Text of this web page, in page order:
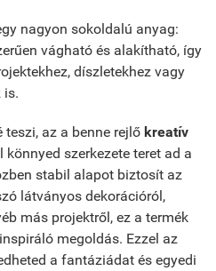
nagyon sokoldalú anyag:
vágható és alakítható, így
díszletekhez vagy
is.
az a benne rejlő kreatív
könnyed szerkezete teret ad a
stabil alapot biztosít az
látványos dekorációról,
más projektről, ez a termék
megoldás. Ezzel az
a fantáziádat és egyedi